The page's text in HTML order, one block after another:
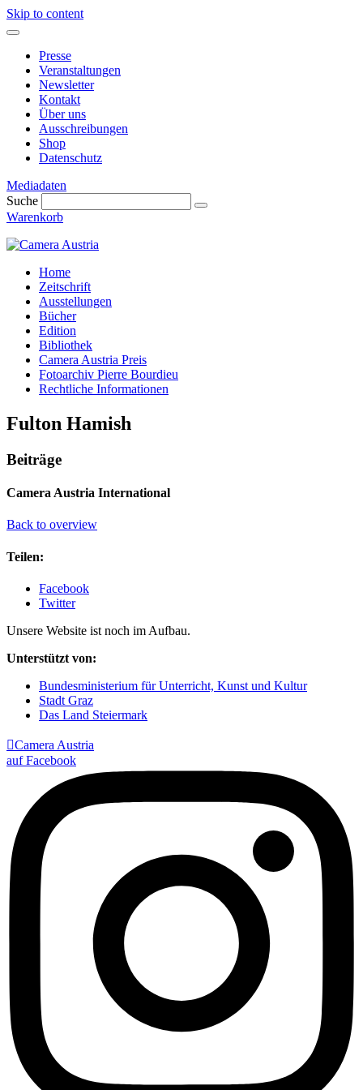
Skip to content
Presse
Veranstaltungen
Newsletter
Kontakt
Über uns
Ausschreibungen
Shop
Datenschutz
Mediadaten
Suche
Warenkorb
Home
Zeitschrift
Ausstellungen
Bücher
Edition
Bibliothek
Camera Austria Preis
Fotoarchiv Pierre Bourdieu
Rechtliche Informationen
Fulton Hamish
Beiträge
Camera Austria International
Back to overview
Teilen:
Facebook
Twitter
Unsere Website ist noch im Aufbau.
Unterstützt von:
Bundesministerium für Unterricht, Kunst und Kultur
Stadt Graz
Das Land Steiermark
Camera Austria
auf Facebook